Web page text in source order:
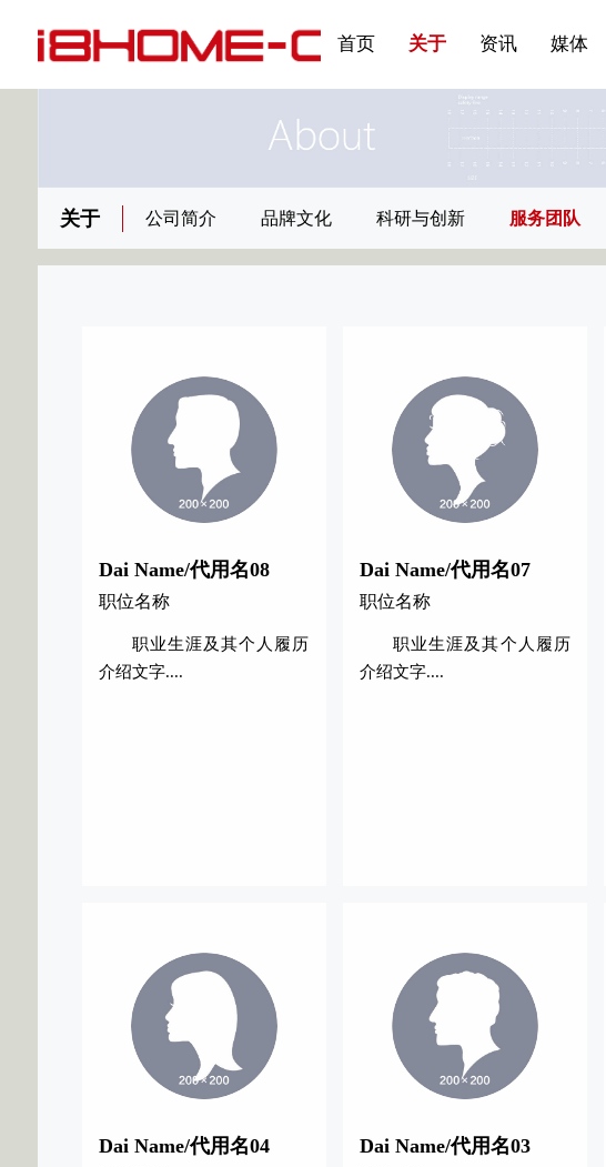
首页 关于
资讯
媒体
刊物专题三
产品&服务系列一 | 第02条
应用领域7
关于 公司简介 品牌文化 科研与创新 服务团队
Dai Name/代用名08
职位名称
职业生涯及其个人履历
介绍文字....
Dai Name/代用名07
职位名称
职业生涯及其个人履历
介绍文字....
Dai Name/代用名04 Dai Name/代用名03